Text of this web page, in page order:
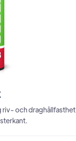
riv- och draghållfasthet